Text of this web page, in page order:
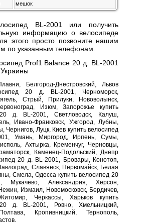
мешок
BL-2001 или получить
информацию о велосипеде
этого просто позвоните нашим
по указанным телефонам.
Prof1 Balance 20 д. BL-2001
Белгород-Днестровский, Львов
20 д. BL-2001, Черноморск,
Стрый, Прилуки, Нововолынск,
Изюм, Запорожье купить
д. BL-2001, Светловодск, Калуш,
Ивано-Франковск, Ужгород, Лубны,
Чернигов, Луцк, Киев купить велосипед
Умань, Миргород, Ирпень, Сумы,
Ахтырка, Кременчуг, Черновцы,
Каменец-Подольский, Днепр
20 д. BL-2001, Бровары, Конотоп,
Славянск, Первомайск, Белая
Смела, Одесса купить велосипед 20
Мукачево, Александрия, Херсон,
Измаил, Новомосковск, Бердичев,
Черкассы, Харьков купить
д. BL-2001, Ровно, Хмельницкий,
Кропивницкий, Тернополь,